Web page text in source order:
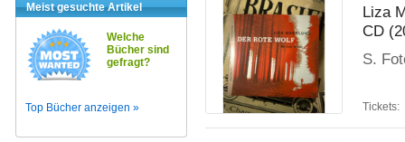
Meist gesuchte Artikel
Welche
Bücher sind
gefragt?
Top Bücher anzeigen »
Liza
CD
S.
Tickets: